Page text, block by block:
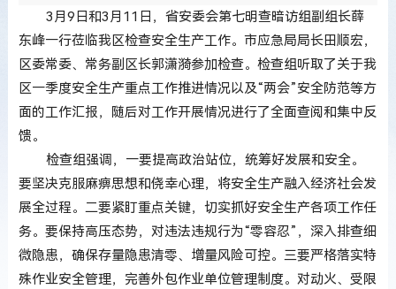
3月9日和3月11日，省安委会第七明查暗访组副组长薛
东峰一行莅临我区检查安全生产工作。市应急局局长田顺宏，
区委常委、常务副区长郭潇漪参加检查。检查组听取了关于我
区一季度安全生产重点工作推进情况以及“两会”安全防范等方
面的工作汇报，随后对工作开展情况进行了全面查阅和集中反
馈。
检查组强调，一要提高政治站位，统筹好发展和安全。
要坚决克服麻痹思想和侥幸心理，将安全生产融入经济社会发
展全过程。二要紧盯重点关键，切实抓好安全生产各项工作任
务。要保持高压态势，对违法违规行为“零容忍”，深入排查细
微隐患，确保存量隐患清零、增量风险可控。三要严格落实特
殊作业安全管理，完善外包作业单位管理制度。对动火、受限